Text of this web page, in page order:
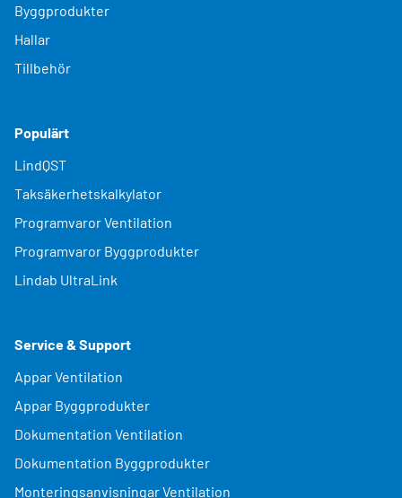
Byggprodukter
Hallar
Tillbehör
Populärt
LindQST
Taksäkerhetskalkylator
Programvaror Ventilation
Programvaror Byggprodukter
Lindab UltraLink
Service & Support
Appar Ventilation
Appar Byggprodukter
Dokumentation Ventilation
Dokumentation Byggprodukter
Monteringsanvisningar Ventilation